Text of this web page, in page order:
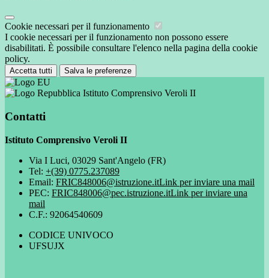
Cookie necessari per il funzionamento
I cookie necessari per il funzionamento non possono essere
disabilitati. È possibile consultare l'elenco nella pagina della cookie
policy.
Accetta tutti Salva le preferenze
Istituto Comprensivo Veroli II
Contatti
Istituto Comprensivo Veroli II
Via I Luci, 03029 Sant'Angelo (FR)
Tel: +(39) 0775.237089
Email: FRIC848006@istruzione.itLink per inviare una mail
PEC: FRIC848006@pec.istruzione.itLink per inviare una
mail
C.F.: 92064540609
CODICE UNIVOCO
UFSUJX